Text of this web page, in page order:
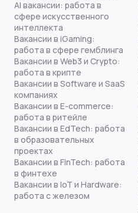
AI вакансии: работа в
сфере искусственного
интеллекта
Вакансии в iGaming:
работа в сфере гемблинга
Вакансии в Web3 и Crypto:
работа в крипте
Вакансии в Software и SaaS
компаниях
Вакансии в E-commerce:
работа в ритейле
Вакансии в EdTech: работа
в образовательных
проектах
Вакансии в FinTech: работа
в финтехе
Вакансии в IoT и Hardware:
работа с железом